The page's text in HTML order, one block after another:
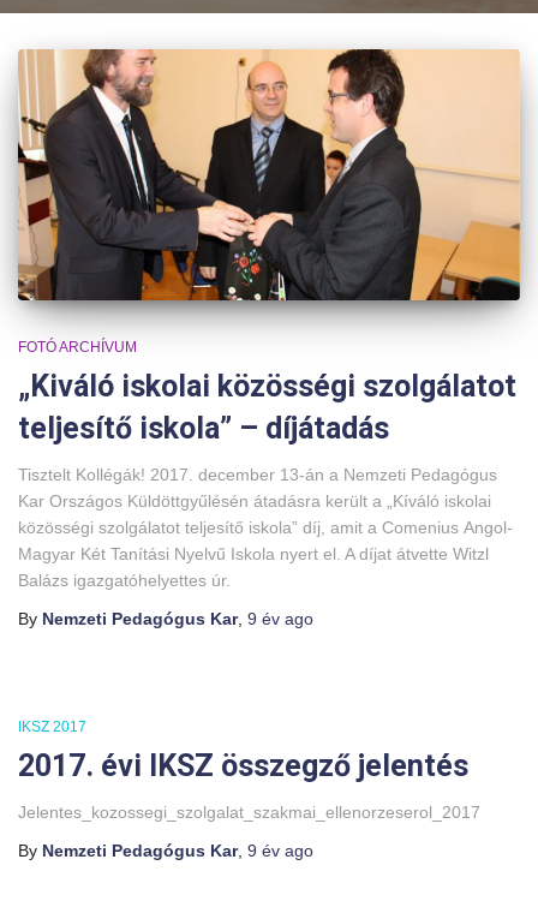
FOTÓ ARCHÍVUM
„Kiváló iskolai közösségi szolgálatot
teljesítő iskola” – díjátadás
Tisztelt Kollégák! 2017. december 13-án a Nemzeti Pedagógus
Kar Országos Küldöttgyűlésén átadásra került a „Kíváló iskolai
közösségi szolgálatot teljesítő iskola” díj, amit a Comenius Angol-
Magyar Két Tanítási Nyelvű Iskola nyert el. A díjat átvette Witzl
Balázs igazgatóhelyettes úr.
By Nemzeti Pedagógus Kar, 9 év ago
IKSZ 2017
2017. évi IKSZ összegző jelentés
Jelentes_kozossegi_szolgalat_szakmai_ellenorzeserol_2017
By Nemzeti Pedagógus Kar, 9 év ago